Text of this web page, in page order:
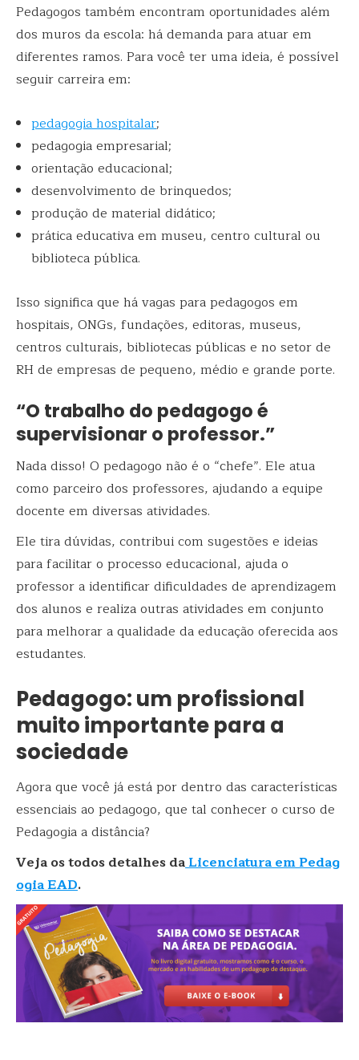
Pedagogos também encontram oportunidades além
dos muros da escola: há demanda para atuar em
diferentes ramos. Para você ter uma ideia, é possível
seguir carreira em:
pedagogia hospitalar;
pedagogia empresarial;
orientação educacional;
desenvolvimento de brinquedos;
produção de material didático;
prática educativa em museu, centro cultural ou
biblioteca pública.
Isso significa que há vagas para pedagogos em
hospitais, ONGs, fundações, editoras, museus,
centros culturais, bibliotecas públicas e no setor de
RH de empresas de pequeno, médio e grande porte.
“O trabalho do pedagogo é
supervisionar o professor.”
Nada disso! O pedagogo não é o “chefe”. Ele atua
como parceiro dos professores, ajudando a equipe
docente em diversas atividades.
Ele tira dúvidas, contribui com sugestões e ideias
para facilitar o processo educacional, ajuda o
professor a identificar dificuldades de aprendizagem
dos alunos e realiza outras atividades em conjunto
para melhorar a qualidade da educação oferecida aos
estudantes.
Pedagogo: um profissional
muito importante para a
sociedade
Agora que você já está por dentro das características
essenciais ao pedagogo, que tal conhecer o curso de
Pedagogia a distância?
Veja os todos detalhes daLicenciatura em Pedag
ogia EAD.